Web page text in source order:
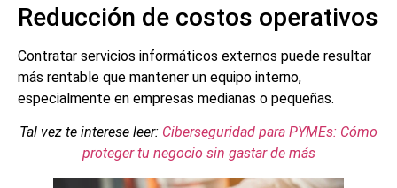
Reducción de costos operativos
Contratar servicios informáticos externos puede resultar
más rentable que mantener un equipo interno,
especialmente en empresas medianas o pequeñas.
Tal vez te interese leer: Ciberseguridad para PYMEs: Cómo
proteger tu negocio sin gastar de más